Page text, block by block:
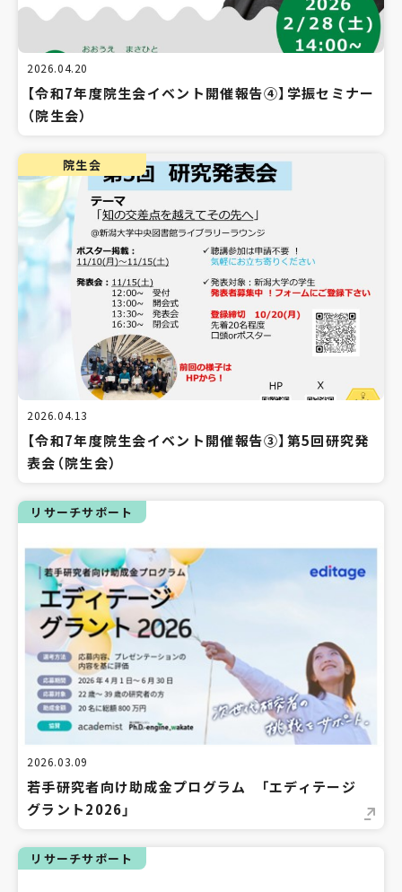
2026.04.20
【令和7年度院生会イベント開催報告④】学振セミナー
（院生会）
院生会
2026.04.13
【令和7年度院生会イベント開催報告③】第5回研究発
表会（院生会）
リサーチサポート
2026.03.09
若手研究者向け助成金プログラム 「エディテージ
グラント2026」
リサーチサポート